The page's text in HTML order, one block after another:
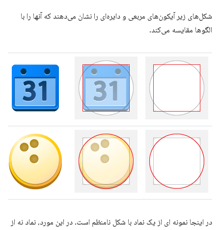
شکل‌های زیر آیکون‌های مربعی و دایره‌ای را نشان می‌دهند که آنها را با
الگوها مقایسه می‌کند.
در اینجا نمونه ای از یک نماد با شکل نامنظم است. در این مورد، نماد نه از